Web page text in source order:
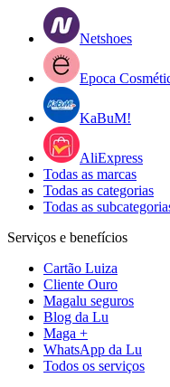
Netshoes
Epoca
KaBuM!
AliExpress
Todas as marcas
Todas as categorias
Todas as
Serviços e benefícios
Cartão Luiza
Cliente Ouro
Magalu seguros
Blog da Lu
Maga +
WhatsApp da Lu
Todos os serviços